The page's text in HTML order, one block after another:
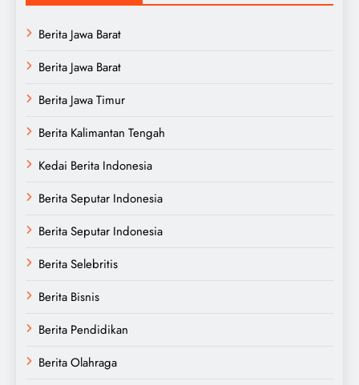
Berita Jawa Barat
Berita Jawa Barat
Berita Jawa Timur
Berita Kalimantan Tengah
Kedai Berita Indonesia
Berita Seputar Indonesia
Berita Seputar Indonesia
Berita Selebritis
Berita Bisnis
Berita Pendidikan
Berita Olahraga